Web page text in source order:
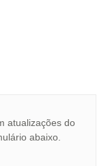
atualizações do
abaixo.